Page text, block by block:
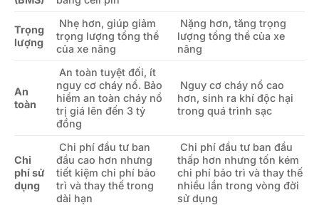
Trọng
lượng
Nhẹ hơn, giúp giảm
trọng lượng tổng thể
của xe nâng
Nặng hơn, tăng trọng
lượng tổng thể của xe
nâng
An
toàn
An toàn tuyệt đối, ít
nguy cơ cháy nổ. Bảo
hiểm an toàn cháy nổ
trị giá lên đến 3 tỷ
đồng
Nguy cơ cháy nổ cao
hơn, sinh ra khí độc hại
trong quá trình sạc
Chi
phí sử
dụng
Chi phí đầu tư ban
đầu cao hơn nhưng
tiết kiệm chi phí bảo
trì và thay thế trong
dài hạn
Chi phí đầu tư ban đầu
thấp hơn nhưng tốn kém
chi phí bảo trì và thay thế
nhiều lần trong vòng đời
sử dụng